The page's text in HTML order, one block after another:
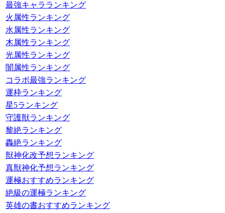
最強キャラランキング
火属性ランキング
水属性ランキング
木属性ランキング
光属性ランキング
闇属性ランキング
コラボ最強ランキング
運枠ランキング
星5ランキング
守護獣ランキング
黎絶ランキング
轟絶ランキング
獣神化改予想ランキング
真獣神化予想ランキング
運極おすすめランキング
絶級の運極ランキング
英雄の書おすすめランキング